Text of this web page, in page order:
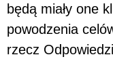
będą miały one
powodzenia
rzecz